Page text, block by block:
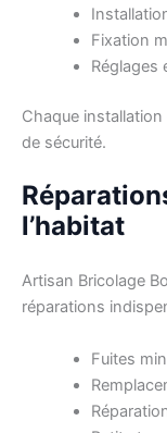
Fixation
Réglages
Chaque
de sécurité.
l’habitat
Artisan Bricolage
réparations
Fuites